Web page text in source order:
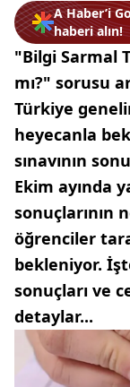
A Haber’i
haberi alın!
"Bilgi Sarmal
mı?" sorusu
Türkiye
heyecanla
sınavının
Ekim ayında
sonuçlarının
öğrenciler
bekleniyor.
sonuçları ve
detaylar...